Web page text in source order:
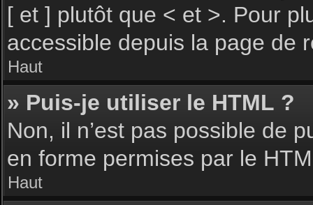
[ et ] plutôt que < et >. Pour
accessible depuis la page de
Haut
» Puis-je utiliser le HTML ?
Non, il n’est pas possible de
en forme permises par le
Haut